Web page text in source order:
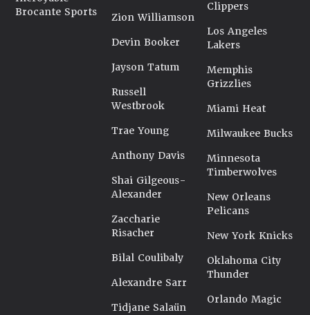
Brocante Sports
Zion Williamson
Devin Booker
Jayson Tatum
Russell
Westbrook
Trae Young
Anthony Davis
Shai Gilgeous-
Alexander
Zaccharie
Risacher
Bilal Coulibaly
Alexandre Sarr
Tidjane Salaün
Clippers
Los Angeles
Lakers
Memphis
Grizzlies
Miami Heat
Milwaukee Bucks
Minnesota
Timberwolves
New Orleans
Pelicans
New York Knicks
Oklahoma City
Thunder
Orlando Magic